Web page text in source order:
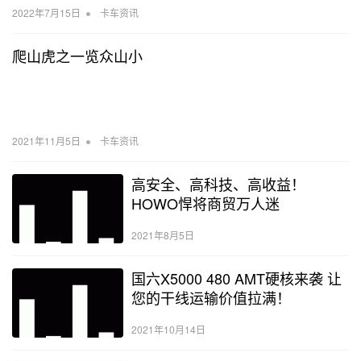
2022年7月15日 • 卡车资讯
爬山虎之一览众山小
2021年11月5日 • 卡车资讯
高安全、高科技、高收益！
HOWO悍将商贸万人迷
2021年8月5日
国六X5000 480 AMT硬核来袭 让
您的干线运输价值拉满！
2021年10月14日